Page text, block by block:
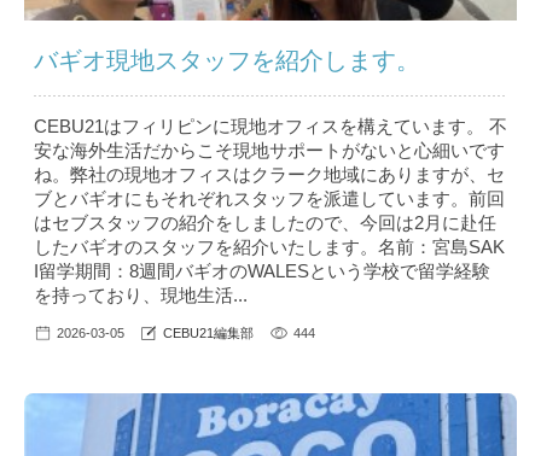
バギオ現地スタッフを紹介します。
CEBU21はフィリピンに現地オフィスを構えています。 不
安な海外生活だからこそ現地サポートがないと心細いです
ね。弊社の現地オフィスはクラーク地域にありますが、セ
ブとバギオにもそれぞれスタッフを派遣しています。前回
はセブスタッフの紹介をしましたので、今回は2月に赴任
したバギオのスタッフを紹介いたします。名前：宮島SAK
I留学期間：8週間バギオのWALESという学校で留学経験
を持っており、現地生活...
2026-03-05 CEBU21編集部 444